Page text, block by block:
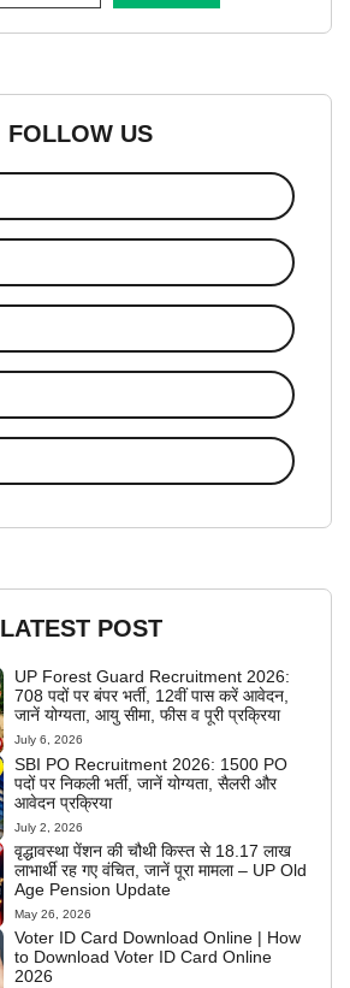
FOLLOW US
LATEST POST
UP Forest Guard Recruitment 2026:
708 पदों पर बंपर भर्ती, 12वीं पास करें आवेदन,
जानें योग्यता, आयु सीमा, फीस व पूरी प्रक्रिया
July 6, 2026
SBI PO Recruitment 2026: 1500 PO
पदों पर निकली भर्ती, जानें योग्यता, सैलरी और
आवेदन प्रक्रिया
July 2, 2026
वृद्धावस्था पेंशन की चौथी किस्त से 18.17 लाख
लाभार्थी रह गए वंचित, जानें पूरा मामला – UP Old
Age Pension Update
May 26, 2026
Voter ID Card Download Online | How
to Download Voter ID Card Online
2026